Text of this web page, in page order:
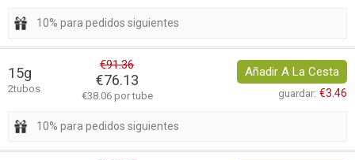
10% para pedidos siguientes
15g
2tubos
€91.36
€76.13
€38.06 por tube
Añadir A La Cesta
guardar: €3.46
10% para pedidos siguientes